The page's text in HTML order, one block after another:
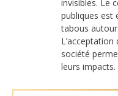
invisibles. Le
publiques est
tabous
société
leurs impacts.